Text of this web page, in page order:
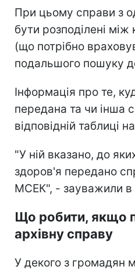
При цьому справи з
бути розподілені між
(що потрібно
подальшого пошуку
Інформація про те,
передана та чи інша
відповідній таблиці
"У ній вказано, до
здоров'я передано
МСЕК", - зауважили в
Що робити, якщо
архівну справу
У декого з громадян